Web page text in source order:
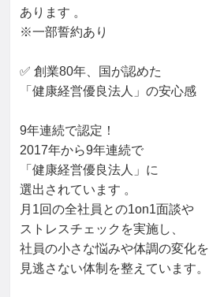
あります 。
※一部誓約あり
✅ 創業80年、国が認めた
「健康経営優良法人」の安心感
9年連続で認定！
2017年から9年連続で
「健康経営優良法人」に
選出されています 。
月1回の全社員との1on1面談や
ストレスチェックを実施し、
社員の小さな悩みや体調の変化を
見逃さない体制を整えています。